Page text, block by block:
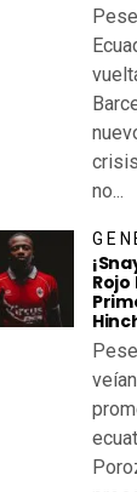
no...
Rojo